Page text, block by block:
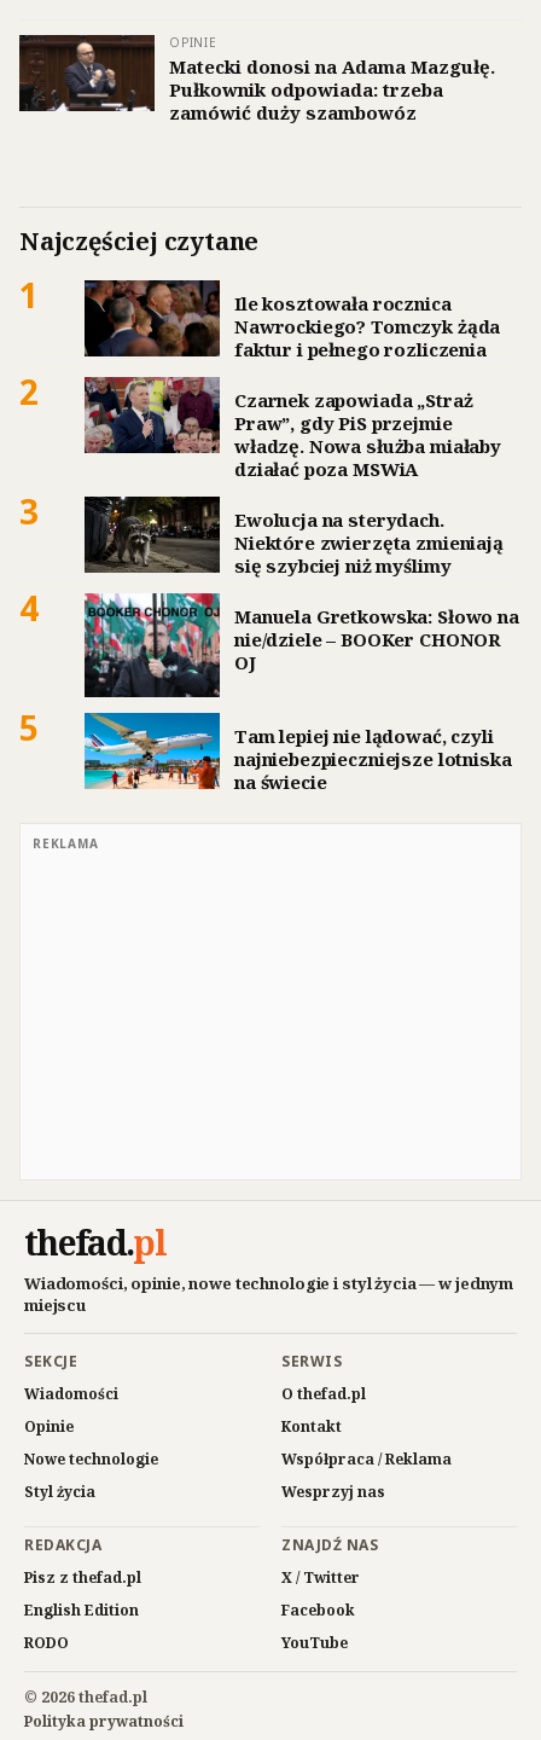
OPINIE
Matecki donosi na Adama Mazgułę.
Pułkownik odpowiada: trzeba
zamówić duży szambowóz
Najczęściej czytane
1
Ile kosztowała rocznica
Nawrockiego? Tomczyk żąda
faktur i pełnego rozliczenia
2
Czarnek zapowiada „Straż
Praw”, gdy PiS przejmie
władzę. Nowa służba miałaby
działać poza MSWiA
3
Ewolucja na sterydach.
Niektóre zwierzęta zmieniają
się szybciej niż myślimy
4
Manuela Gretkowska: Słowo na
nie/dziele – BOOKer CHONOR
OJ
5
Tam lepiej nie lądować, czyli
najniebezpieczniejsze lotniska
na świecie
REKLAMA
thefad.pl
Wiadomości, opinie, nowe technologie i styl życia — w jednym
miejscu
SEKCJE
Wiadomości
Opinie
Nowe technologie
Styl życia
SERWIS
O thefad.pl
Kontakt
Współpraca / Reklama
Wesprzyj nas
REDAKCJA
Pisz z thefad.pl
English Edition
RODO
ZNAJDŹ NAS
X / Twitter
Facebook
YouTube
© 2026 thefad.pl
Polityka prywatności